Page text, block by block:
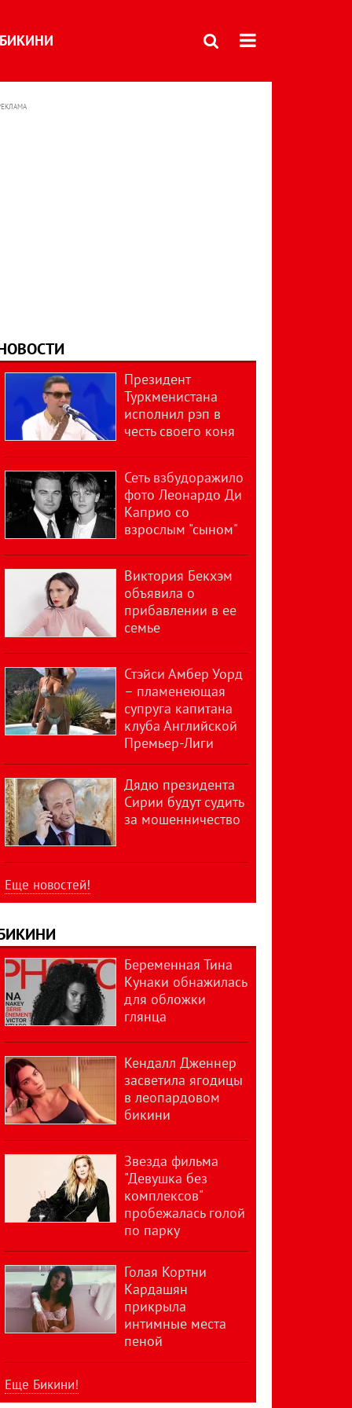
БИКИНИ
Президент
Туркменистана
исполнил рэп в
честь своего коня
Сеть взбудоражило
фото Леонардо Ди
Каприо со
взрослым "сыном"
Виктория Бекхэм
объявила о
прибавлении в ее
семье
Стэйси Амбер Уорд
– пламенеющая
супруга капитана
клуба Английской
Премьер-Лиги
Дядю президента
Сирии будут судить
за мошенничество
Еще новостей!
Беременная Тина
Кунаки обнажилась
для обложки
глянца
Кендалл Дженнер
засветила ягодицы
в леопардовом
бикини
Звезда фильма
"Девушка без
комплексов"
пробежалась голой
по парку
Голая Кортни
Кардашян
прикрыла
интимные места
пеной
Еще Бикини!